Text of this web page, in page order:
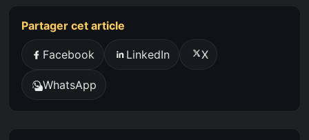
Partager cet article
Facebook LinkedIn X
WhatsApp